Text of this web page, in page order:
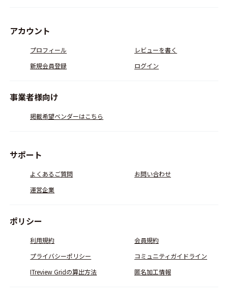
アカウント
プロフィール
レビューを書く
新規会員登録
ログイン
事業者様向け
掲載希望ベンダーはこちら
サポート
よくあるご質問
お問い合わせ
運営企業
ポリシー
利用規約
会員規約
プライバシーポリシー
コミュニティガイドライン
ITreview Gridの算出方法
匿名加工情報